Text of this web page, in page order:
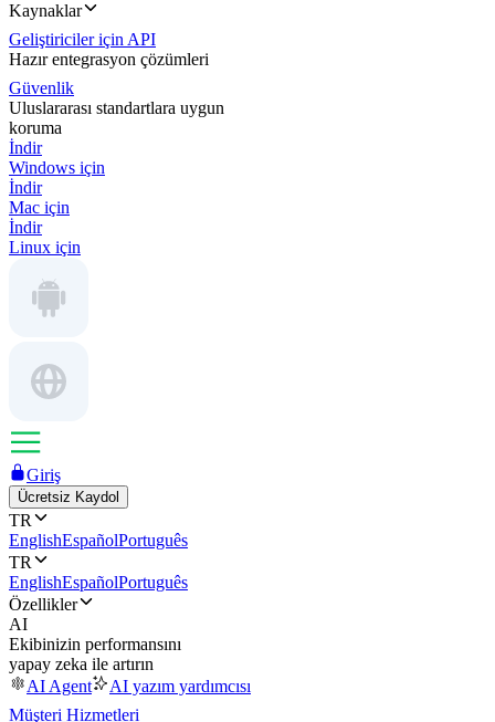
Kaynaklar
Geliştiriciler için API
Hazır entegrasyon çözümleri
Güvenlik
Uluslararası standartlara uygun
koruma
İndir
Windows için
İndir
Mac için
İndir
Linux için
Giriş
Ücretsiz Kaydol
TR
EnglishEspañolPortuguês
TR
EnglishEspañolPortuguês
Özellikler
AI
Ekibinizin performansını
yapay zeka ile artırın
AI Agent
AI yazım yardımcısı
Müşteri Hizmetleri